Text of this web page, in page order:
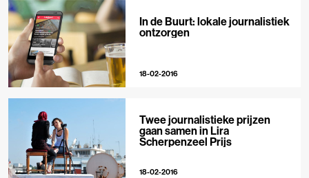
In de Buurt: lokale journalistiek
ontzorgen
18-02-2016
Twee journalistieke prijzen
gaan samen in Lira
Scherpenzeel Prijs
18-02-2016